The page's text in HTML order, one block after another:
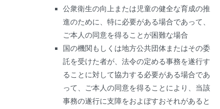
公衆衛生の向上または児童の健全な育成の推
進のために、特に必要がある場合であって、
ご本人の同意を得ることが困難な場合
国の機関もしくは地方公共団体またはその委
託を受けた者が、法令の定める事務を遂行す
ることに対して協力する必要がある場合であ
って、ご本人の同意を得ることにより、当該
事務の遂行に支障をおよぼすおそれがあると